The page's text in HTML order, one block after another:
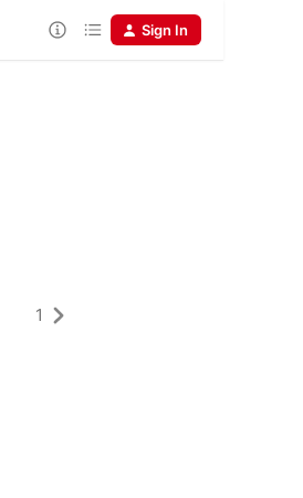
Sign In
1